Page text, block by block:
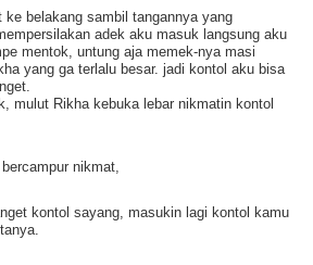
ke belakang sambil tangannya yang
adek aku masuk langsung aku
mentok, untung aja memek-nya masi
yang ga terlalu besar. jadi kontol aku bisa
mulut Rikha kebuka lebar nikmatin kontol
nikmat,
kontol sayang, masukin lagi kontol kamu